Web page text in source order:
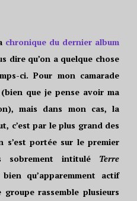
chronique du dernier album
dire qu’on a quelque chose
ci. Pour mon camarade
que je pense avoir ma
mais dans mon cas, la
c’est par le plus grand des
s’est portée sur le premier
sobrement intitulé Terre
qu’apparemment actif
rassemble plusieurs